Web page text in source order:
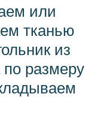
или
тканью
из
по размеру